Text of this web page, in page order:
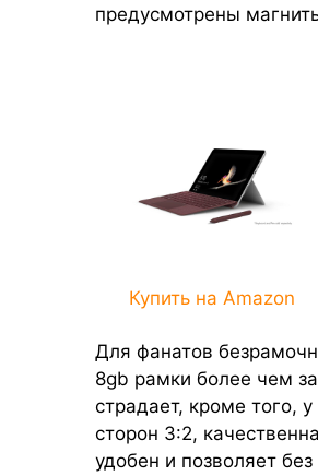
предусмотрены
Купить на Amazon
Для фанатов
8gb рамки более чем
страдает, кроме того,
сторон 3:2,
удобен и позволяет